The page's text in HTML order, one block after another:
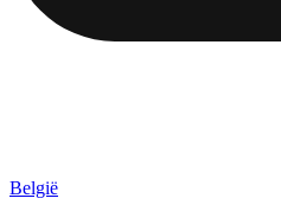
België